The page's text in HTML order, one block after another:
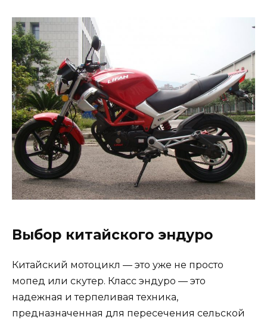
Выбор китайского эндуро
Китайский мотоцикл — это уже не просто
мопед или скутер. Класс эндуро — это
надежная и терпеливая техника,
предназначенная для пересечения сельской